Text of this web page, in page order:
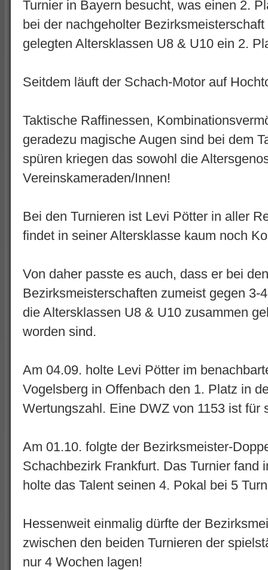
Turnier in Bayern besucht, was einen 2.
bei der nachgeholter
gelegten Altersklassen U8 & U10 ein 2.
Seitdem läuft der Schach-Motor auf
Taktische Raffinessen,
geradezu magische Augen sind bei dem
spüren kriegen das sowohl die
Vereinskameraden/Innen!
Bei den Turnieren ist Levi Pötter in aller
findet in seiner Altersklasse kaum noch
Von daher passte es auch, dass er bei
Bezirksmeisterschaften zumeist gegen 3-
die Altersklassen U8 & U10 zusammen
worden sind.
Am 04.09. holte Levi Pötter im
Vogelsberg in Offenbach den 1. Platz in
Wertungszahl. Eine DWZ von 1153 ist für
Am 01.10. folgte der Bezirksmeister-
Schachbezirk Frankfurt. Das Turnier fand
holte das Talent seinen 4. Pokal bei 5
Hessenweit einmalig dürfte der
zwischen den beiden Turnieren der
nur 4 Wochen lagen!